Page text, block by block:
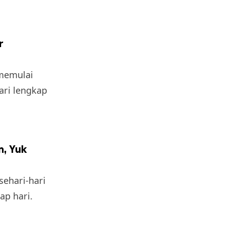
lengkap
Yuk
hari
hari.